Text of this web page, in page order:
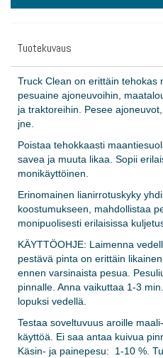
Tuotekuvaus
Truck Clean on erittäin tehokas
pesuaine ajoneuvoihin,
ja traktoreihin. Pesee
jne.
Poistaa tehokkaasti
savea ja muuta likaa. Sopii
monikäyttöinen.
Erinomainen lianirrotuskyky
koostumukseen, mahdollistaa
monipuolisesti erilaisissa
KÄYTTÖOHJE: Laimenna
pestävä pinta on erittäin
ennen varsinaista pesua.
pinnalle. Anna vaikuttaa 1-3
lopuksi vedellä.
Testaa soveltuvuus aroille
käyttöä. Ei saa antaa kuivua
Käsin- ja painepesu: 1-10 %.